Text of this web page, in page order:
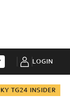
LOGIN
TG24 INSIDER